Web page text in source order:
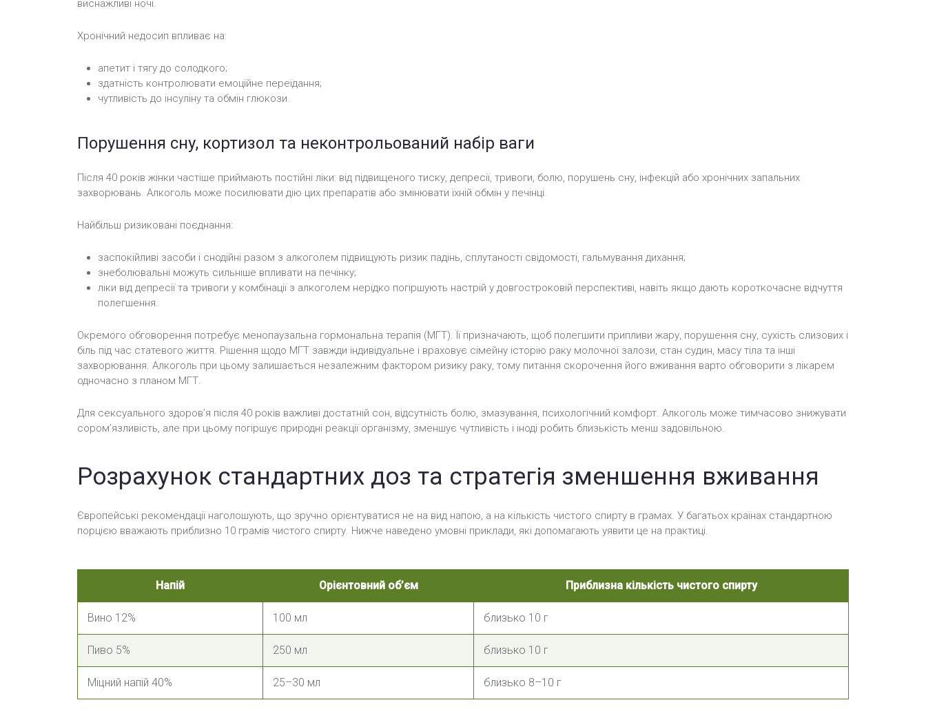
виснажливі ночі.
Хронічний недосип впливає на:
апетит і тягу до солодкого;
здатність контролювати емоційне переїдання;
чутливість до інсуліну та обмін глюкози.
Порушення сну, кортизол та неконтрольований набір ваги
Після 40 років жінки частіше приймають постійні ліки: від підвищеного тиску, депресії, тривоги, болю, порушень сну, інфекцій або хронічних запальних
захворювань. Алкоголь може посилювати дію цих препаратів або змінювати їхній обмін у печінці.
Найбільш ризиковані поєднання:
заспокійливі засоби і снодійні разом з алкоголем підвищують ризик падінь, сплутаності свідомості, гальмування дихання;
знеболювальні можуть сильніше впливати на печінку;
ліки від депресії та тривоги у комбінації з алкоголем нерідко погіршують настрій у довгостроковій перспективі, навіть якщо дають короткочасне відчуття
полегшення.
Окремого обговорення потребує менопаузальна гормональна терапія (МГТ). Її призначають, щоб полегшити припливи жару, порушення сну, сухість слизових і
біль під час статевого життя. Рішення щодо МГТ завжди індивідуальне і враховує сімейну історію раку молочної залози, стан судин, масу тіла та інші
захворювання. Алкоголь при цьому залишається незалежним фактором ризику раку, тому питання скорочення його вживання варто обговорити з лікарем
одночасно з планом МГТ.
Для сексуального здоров’я після 40 років важливі достатній сон, відсутність болю, змазування, психологічний комфорт. Алкоголь може тимчасово знижувати
сором’язливість, але при цьому погіршує природні реакції організму, зменшує чутливість і іноді робить близькість менш задовільною.
Розрахунок стандартних доз та стратегія зменшення вживання
Європейські рекомендації наголошують, що зручно орієнтуватися не на вид напою, а на кількість чистого спирту в грамах. У багатьох країнах стандартною
порцією вважають приблизно 10 грамів чистого спирту. Нижче наведено умовні приклади, які допомагають уявити це на практиці.
Напій Орієнтовний об’єм Приблизна кількість чистого спирту
Вино 12% 100 мл близько 10 г
Пиво 5% 250 мл близько 10 г
Міцний напій 40% 25–30 мл близько 8–10 г